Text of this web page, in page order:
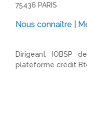
75436 PARIS
Nous connaître
Dirigeant IOBSP
plateforme crédit